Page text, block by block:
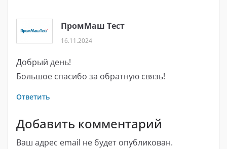
ПромМаш Тест
16.11.2024
Добрый день!
Большое спасибо за обратную связь!
Ответить
Добавить комментарий
Ваш адрес email не будет опубликован.